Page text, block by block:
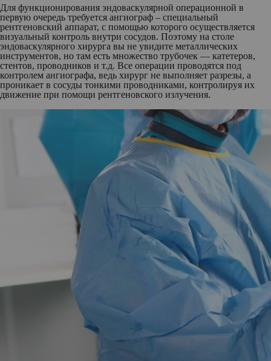
Для функционирования эндоваскулярной операционной в
первую очередь требуется ангиограф – специальный
рентгеновский аппарат, с помощью которого осуществляется
визуальный контроль внутри сосудов. Поэтому на столе
эндоваскулярного хирурга вы не увидите металлических
инструментов, но там есть множество трубочек — катетеров,
стентов, проводников и т.д. Все операции проводятся под
контролем ангиографа, ведь хирург не выполняет разрезы, а
проникает в сосуды тонкими проводниками, контролируя их
движение при помощи рентгеновского излучения.